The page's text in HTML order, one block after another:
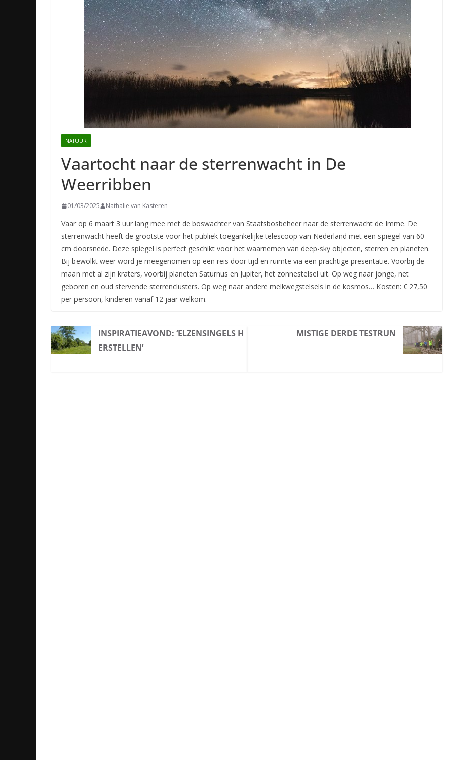
NATUUR
Vaartocht naar de sterrenwacht in De
Weerribben
01/03/2025 Nathalie van Kasteren
Vaar op 6 maart 3 uur lang mee met de boswachter van Staatsbosbeheer naar de sterrenwacht de Imme. De
sterrenwacht heeft de grootste voor het publiek toegankelijke telescoop van Nederland met een spiegel van 60
cm doorsnede. Deze spiegel is perfect geschikt voor het waarnemen van deep-sky objecten, sterren en planeten.
Bij bewolkt weer word je meegenomen op een reis door tijd en ruimte via een prachtige presentatie. Voorbij de
maan met al zijn kraters, voorbij planeten Saturnus en Jupiter, het zonnestelsel uit. Op weg naar jonge, net
geboren en oud stervende sterrenclusters. Op weg naar andere melkwegstelsels in de kosmos… Kosten: € 27,50
per persoon, kinderen vanaf 12 jaar welkom.
INSPIRATIEAVOND: ‘ELZENSINGELS H
ERSTELLEN’
MISTIGE DERDE TESTRUN